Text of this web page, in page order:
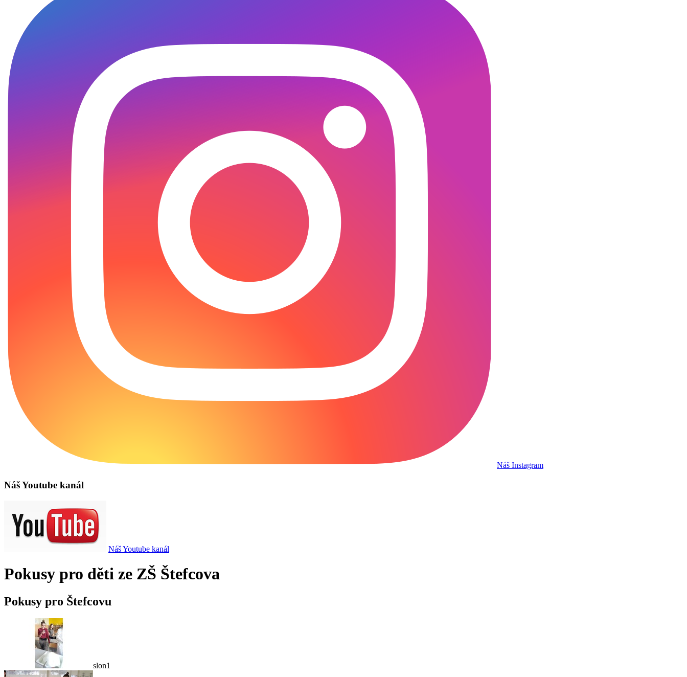
Náš Instagram
Náš Youtube kanál
Náš Youtube kanál
Pokusy pro děti ze ZŠ Štefcova
Pokusy pro Štefcovu
slon1